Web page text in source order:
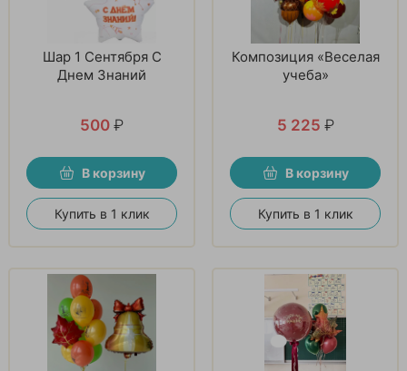
Шар 1 Сентября С
Днем Знаний
500 ₽
В корзину
Купить в 1 клик
Композиция «Веселая
учеба»
5 225 ₽
В корзину
Купить в 1 клик